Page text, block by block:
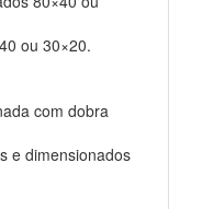
ou 30×20.
com dobra
e dimensionados